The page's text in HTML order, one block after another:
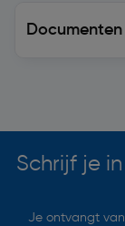
Schrijf je
Je ontvangt